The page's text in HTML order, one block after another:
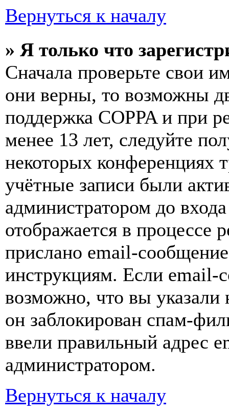
Вернуться к началу
» Я только что
Сначала проверьте свои
они верны, то возможны
поддержка COPPA и при
менее 13 лет, следуйте
некоторых конференциях
учётные записи были
администратором до
отображается в процессе
прислано email-
инструкциям. Если email-
возможно, что вы
он заблокирован спам-
ввели правильный адрес
администратором.
Вернуться к началу